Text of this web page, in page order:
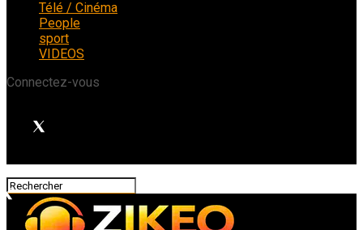
Télé / Cinéma
People
sport
VIDEOS
Connectez-vous